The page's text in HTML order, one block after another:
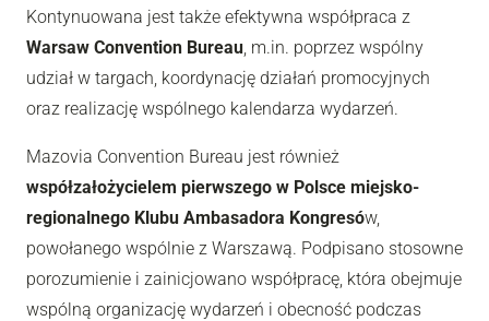
Kontynuowana jest także efektywna współpraca z
Warsaw Convention Bureau , m.in. poprzez wspólny
udział w targach, koordynację działań promocyjnych
oraz realizację wspólnego kalendarza wydarzeń.
Mazovia Convention Bureau jest również
współzałożycielem pierwszego w Polsce miejsko-
regionalnego Klubu Ambasadora Kongresów,
powołanego wspólnie z Warszawą. Podpisano stosowne
porozumienie i zainicjowano współpracę, która obejmuje
wspólną organizację wydarzeń i obecność podczas